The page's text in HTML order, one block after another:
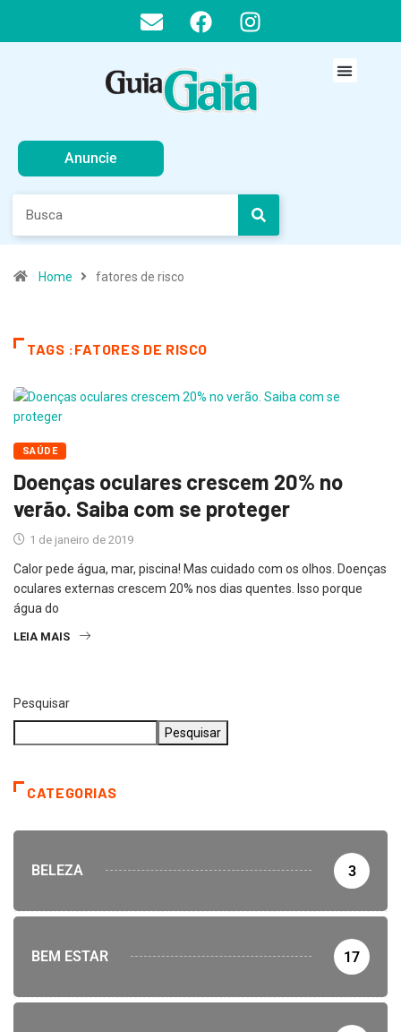
Anuncie
Home fatores de risco
TAGS :FATORES DE RISCO
SAÚDE
Doenças oculares crescem 20% no
verão. Saiba com se proteger
1 de janeiro de 2019
Calor pede água, mar, piscina! Mas cuidado com os olhos. Doenças
oculares externas crescem 20% nos dias quentes. Isso porque
água do
LEIA MAIS
Pesquisar
Pesquisar
CATEGORIAS
BELEZA 3
BEM ESTAR 17